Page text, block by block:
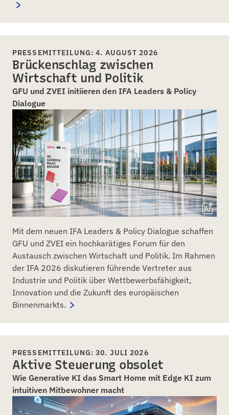
PRESSEMITTEILUNG: 4. AUGUST 2026
Brückenschlag zwischen
Wirtschaft und Politik
GFU und ZVEI initiieren den IFA Leaders & Policy
Dialogue
Mit dem neuen IFA Leaders & Policy Dialogue schaffen
GFU und ZVEI ein hochkarätiges Forum für den
Austausch zwischen Wirtschaft und Politik. Im Rahmen
der IFA 2026 diskutieren führende Vertreter aus
Industrie und Politik über Wettbewerbsfähigkeit,
Innovation und die Zukunft des europäischen
Binnenmarkts.
PRESSEMITTEILUNG: 30. JULI 2026
Aktive Steuerung obsolet
Wie Generative KI das Smart Home mit Edge KI zum
intuitiven Mitbewohner macht